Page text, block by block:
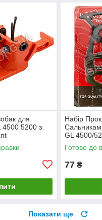
для
4500 5200 з
Набір
GL 4500/
Seria
Готово до
77 ₴
Показати ще